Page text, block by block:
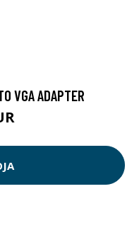
VGA ADAPTER